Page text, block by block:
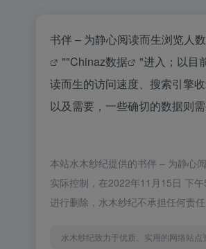
书伴 – 为静心阅读而生浏览人
""Chinaz数据
"进入；以目
读而生的访问速度、搜索引擎
以及需要，一些确切的数据则
本站水木纱纪提供的书伴 – 为静心
实际控制，在2022年11月15日 下
进行删除，水木纱纪不承担任何责任
水木纱纪致力于优质、实用的网络站点